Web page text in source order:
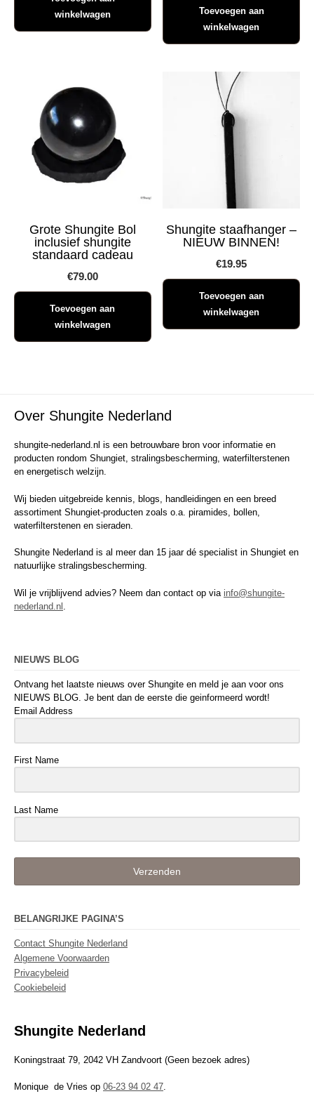
winkelwagen
Toevoegen aan
winkelwagen
Grote Shungite Bol
inclusief shungite
standaard cadeau
€79.00
Toevoegen aan
winkelwagen
Shungite staafhanger –
NIEUW BINNEN!
€19.95
Toevoegen aan
winkelwagen
Over Shungite Nederland
shungite-nederland.nl is een betrouwbare bron voor informatie en
producten rondom Shungiet, stralingsbescherming, waterfilterstenen
en energetisch welzijn.
Wij bieden uitgebreide kennis, blogs, handleidingen en een breed
assortiment Shungiet-producten zoals o.a. piramides, bollen,
waterfilterstenen en sieraden.
Shungite Nederland is al meer dan 15 jaar dé specialist in Shungiet en
natuurlijke stralingsbescherming.
Wil je vrijblijvend advies? Neem dan contact op via info@shungite-
nederland.nl
NIEUWS BLOG
Ontvang het laatste nieuws over Shungite en meld je aan voor ons
NIEUWS BLOG. Je bent dan de eerste die geinformeerd wordt!
Email Address
First Name
Last Name
Verzenden
BELANGRIJKE PAGINA’S
Contact Shungite Nederland
Algemene Voorwaarden
Privacybeleid
Cookiebeleid
Shungite Nederland
Koningstraat 79, 2042 VH Zandvoort (Geen bezoek adres)
Monique de Vries op 06-23 94 02 47.